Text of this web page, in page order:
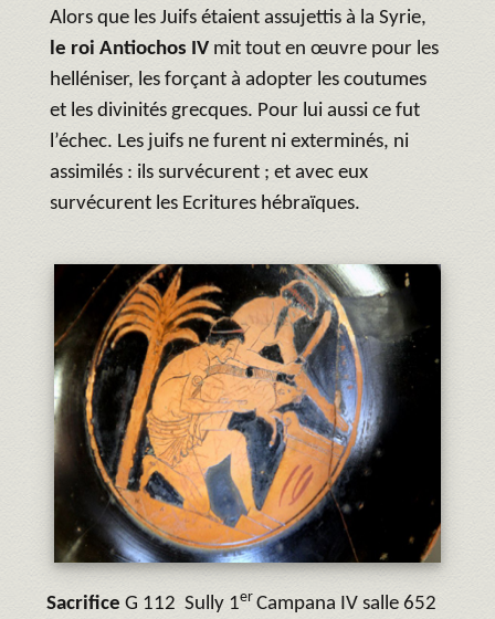
Alors que les Juifs étaient assujettis à la Syrie,
le roi Antiochos IV mit tout en œuvre pour les
helléniser, les forçant à adopter les coutumes
et les divinités grecques. Pour lui aussi ce fut
l’échec. Les juifs ne furent ni exterminés, ni
assimilés : ils survécurent ; et avec eux
survécurent les Ecritures hébraïques.
Sacrifice G 112 Sully 1er Campana IV salle 652